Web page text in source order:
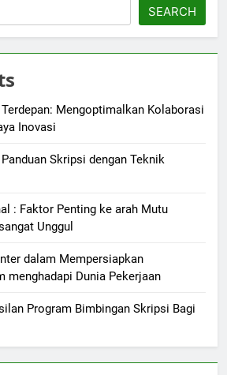
SEARCH
Mengoptimalkan Kolaborasi
Inovasi
Skripsi dengan Teknik
: Faktor Penting ke arah Mutu
Unggul
dalam Mempersiapkan
menghadapi Dunia Pekerjaan
Program Bimbingan Skripsi Bagi